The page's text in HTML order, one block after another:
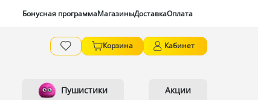
Бонусная программаМагазиныДоставкаОплата
Корзина Кабинет
Пушистики Акции